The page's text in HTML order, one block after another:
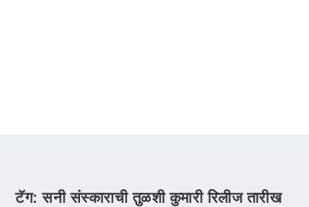
टॅग:सनी संस्काराची तुळशी कुमारी रिलीज तारीख